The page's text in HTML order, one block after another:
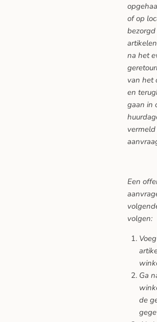
of op
na het
van het
en
gaan in
Een
volgen:
Ga
de